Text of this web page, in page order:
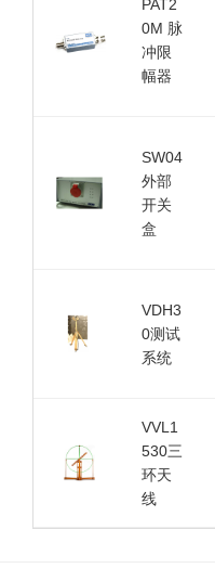
PAT2
0M 脉
冲限
幅器
SW04
外部
开关
盒
VDH3
0测试
系统
VVL1
530三
环天
线